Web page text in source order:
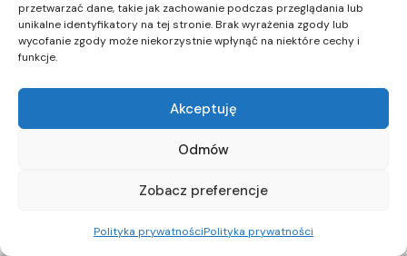
przetwarzać dane, takie jak zachowanie podczas przeglądania lub
unikalne identyfikatory na tej stronie. Brak wyrażenia zgody lub
wycofanie zgody może niekorzystnie wpłynąć na niektóre cechy i
funkcje.
Akceptuję
Odmów
Zobacz preferencje
Polityka prywatnościPolityka prywatności